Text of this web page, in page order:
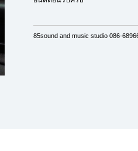
85sound and music studio 086-